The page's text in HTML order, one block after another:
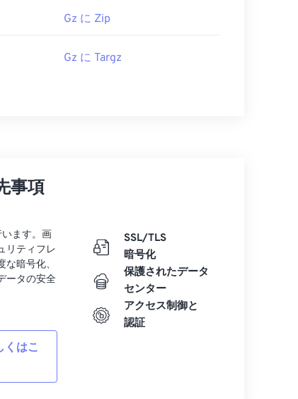
Gz に Zip
Gz に Targz
事項
ます。画
リティフレ
暗号化、
ータの安全
くはこ
SSL/TLS
暗号化
保護されたデータ
センター
アクセス制御と
認証